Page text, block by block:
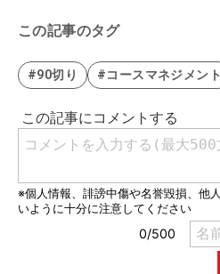
この記事のタグ
#90切り #コースマネジメント